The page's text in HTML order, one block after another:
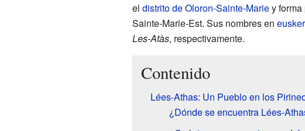
el distrito de Oloron-Sainte-Mariey forma
Sainte-Marie-Est. Sus nombres en
Les-Atàs, respectivamente.
Contenido
Lées-Athas: Un Pueblo en los
¿Dónde se encuentra Lées-